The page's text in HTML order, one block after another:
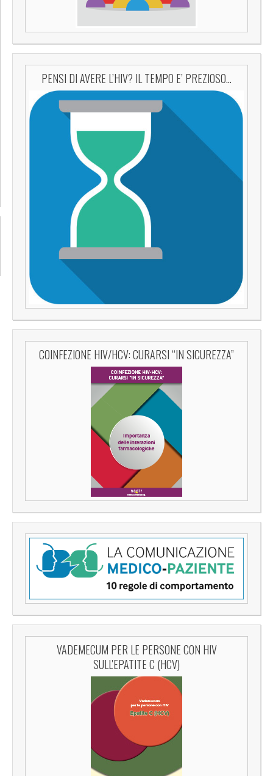
PENSI DI AVERE L’HIV? IL TEMPO E’ PREZIOSO…
COINFEZIONE HIV/HCV: CURARSI “IN SICUREZZA”
VADEMECUM PER LE PERSONE CON HIV
SULL'EPATITE C (HCV)